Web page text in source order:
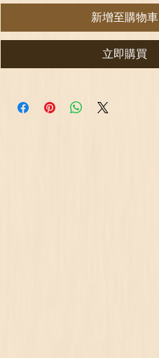
新增至購物車
立即購買